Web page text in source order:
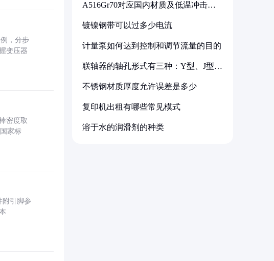
，分步
变压器
密度取
家标
附引脚参
A516Gr70对应国内材质及低温冲击要
镀镍钢带可以过多少电流
计量泵如何达到控制和调节流量的目的
联轴器的轴孔形式有三种：Y型、J型、
不锈钢材质厚度允许误差是多少
复印机出租有哪些常见模式
溶于水的润滑剂的种类